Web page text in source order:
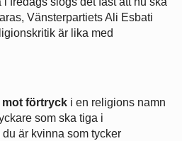
Vänsterpartiets Ali Esbati
är lika med
mot förtryck i en religions namn
som ska tiga i
är kvinna som tycker